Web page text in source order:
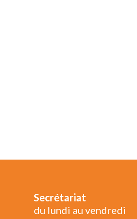
Secrétariat
du lundi au vendredi